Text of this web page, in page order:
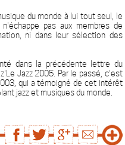
du monde à lui tout seul, le
pas aux membres de
ni dans leur sélection des
dans la précédente lettre du
Jazz 2005. Par le passé, c'est
qui a témoigné de cet intérêt
jazz et musiques du monde.